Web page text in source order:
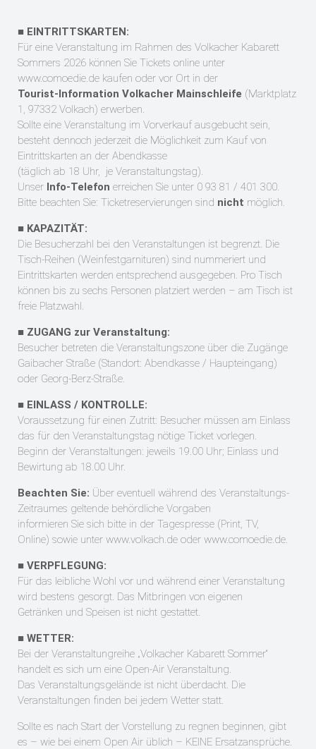
■ EINTRITTSKARTEN:
Für eine Veranstaltung im Rahmen des Volkacher Kabarett
Sommers 2026 können Sie Tickets online unter
www.comoedie.de kaufen oder vor Ort in der
Tourist-Information Volkacher Mainschleife (Marktplatz
1, 97332 Volkach) erwerben.
Sollte eine Veranstaltung im Vorverkauf ausgebucht sein,
besteht dennoch jederzeit die Möglichkeit zum Kauf von
Eintrittskarten an der Abendkasse
(täglich ab 18 Uhr, je Veranstaltungstag).
Unser Info-Telefon erreichen Sie unter 0 93 81 / 401 300.
Bitte beachten Sie: Ticketreservierungen sind nicht möglich.
■ KAPAZITÄT:
Die Besucherzahl bei den Veranstaltungen ist begrenzt. Die
Tisch-Reihen (Weinfestgarnituren) sind nummeriert und
Eintrittskarten werden entsprechend ausgegeben. Pro Tisch
können bis zu sechs Personen platziert werden – am Tisch ist
freie Platzwahl.
■ ZUGANG zur Veranstaltung:
Besucher betreten die Veranstaltungszone über die Zugänge
Gaibacher Straße (Standort: Abendkasse / Haupteingang)
oder Georg-Berz-Straße.
■ EINLASS / KONTROLLE:
Voraussetzung für einen Zutritt: Besucher müssen am Einlass
das für den Veranstaltungstag nötige Ticket vorlegen.
Beginn der Veranstaltungen: jeweils 19.00 Uhr; Einlass und
Bewirtung ab 18.00 Uhr.
Beachten Sie: Über eventuell während des Veranstaltungs-
Zeitraumes geltende behördliche Vorgaben
informieren Sie sich bitte in der Tagespresse (Print, TV,
Online) sowie unter www.volkach.de oder www.comoedie.de.
■ VERPFLEGUNG:
Für das leibliche Wohl vor und während einer Veranstaltung
wird bestens gesorgt. Das Mitbringen von eigenen
Getränken und Speisen ist nicht gestattet.
■ WETTER:
Bei der Veranstaltungreihe „Volkacher Kabarett Sommer“
handelt es sich um eine Open-Air Veranstaltung.
Das Veranstaltungsgelände ist nicht überdacht. Die
Veranstaltungen finden bei jedem Wetter statt.
Sollte es nach Start der Vorstellung zu regnen beginnen, gibt
es – wie bei einem Open Air üblich – KEINE Ersatzansprüche.